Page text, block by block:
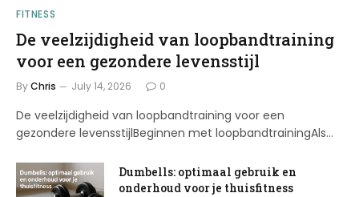
FITNESS
De veelzijdigheid van loopbandtraining
voor een gezondere levensstijl
ByChris July 14, 2026 0
De veelzijdigheid van loopbandtraining voor een
gezondere levensstijlBeginnen met loopbandtrainingAls…
Dumbells: optimaal gebruik en
onderhoud voor je thuisfitness